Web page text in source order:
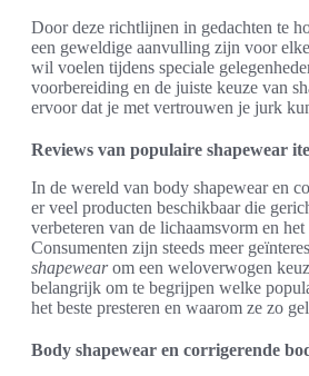
Door deze richtlijnen in gedachten te
een geweldige aanvulling zijn voor
wil voelen tijdens speciale
voorbereiding en de juiste keuze van
ervoor dat je met vertrouwen je jurk
Reviews van populaire shapewear
In de wereld van body shapewear en
er veel producten beschikbaar die
verbeteren van de lichaamsvorm en
Consumenten zijn steeds meer
shapewearom een weloverwogen
belangrijk om te begrijpen welke
het beste presteren en waarom ze zo
Body shapewear en corrigerende